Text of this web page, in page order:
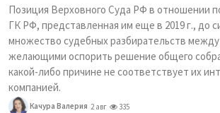
Позиция Верховного Суда РФ в отношении
ГК РФ, представленная им еще в 2019 г., до
множество судебных разбирательств между
желающими оспорить решение общего
какой-либо причине не соответствует их
компанией.
Качура Валерия 2 авг 335